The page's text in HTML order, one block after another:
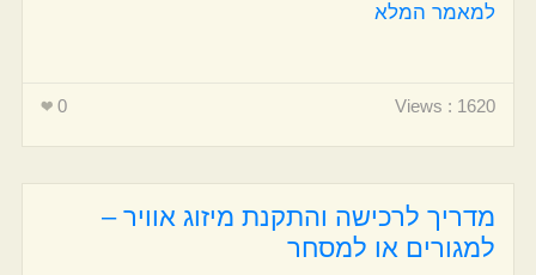
למאמר המלא
0 Views : 1620
מדריך לרכישה והתקנת מיזוג אוויר –
למגורים או למסחר